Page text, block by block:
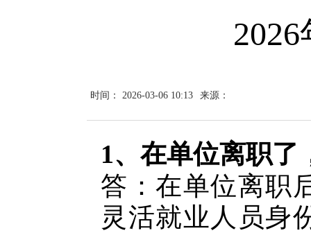
时间： 2026-03-06 10:13 来源：
1、在单位离职了
答：在单位离职
灵活就业人员身